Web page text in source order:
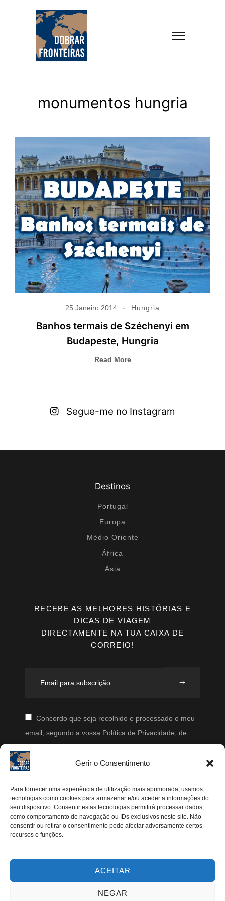
Gerir o Consentimento
Para fornecer uma experiência de utilização mais aprimorada, usamos
tecnologias como cookies para armazenar e/ou aceder a informações do
seu dispositivo. Consentir estas tecnologias permitirá processar dados,
como comportamento de navegação ou IDs exclusivos neste site. Não
consentir ou retirar o consentimento pode afectar adversamente certos
recursos e funções.
ACEITAR
NEGAR
monumentos hungria
25 Janeiro 2014 Hungria
Banhos termais de Széchenyi em
Budapeste, Hungria
Read More
Segue-me no Instagram
Destinos
Portugal
Europa
Médio Oriente
África
Ásia
RECEBE AS MELHORES HISTÓRIAS E
DICAS DE VIAGEM
DIRECTAMENTE NA TUA CAIXA DE
CORREIO!
Concordo que seja recolhido e processado o meu
email, segundo a vossa Política de Privacidade, de
periodicamente.
Segue-me
Instagram
Pinterest
Youtube